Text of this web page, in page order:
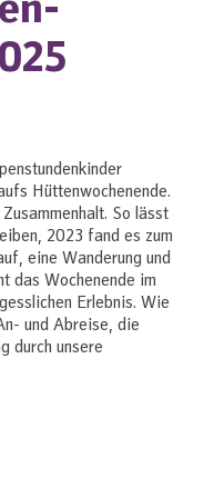
Hüttenwochenende.
So lässt
2023 fand es zum
eine Wanderung und
das Wochenende im
Erlebnis. Wie
und Abreise, die
durch unsere